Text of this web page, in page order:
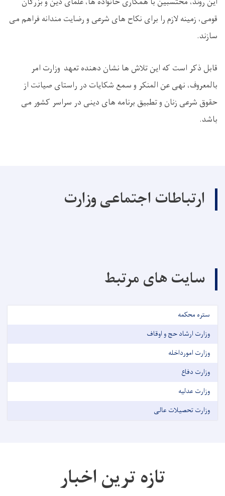
قومی، زمینه لازم را برای نکاح ‌های شرعی و رضایت ‌مندانه فراهم می‌
سازند.
قابل ذکر است که این تلاش ها نشان ‌دهنده تعهد وزارت امر
بالمعروف، نهی عن المنکر و سمع شکایات در راستای صیانت از
حقوق شرعی زنان و تطبیق برنامه‌ های دینی در سراسر کشور می
باشد.
ارتباطات اجتماعی وزارت
سایت های مرتبط
ستره محکمه
وزارت ارشاد حج و اوقاف
وزارت امورداخله
وزارت دفاع
وزارت عدلیه
وزارت تحصیلات عالی
تازه ترین اخبار